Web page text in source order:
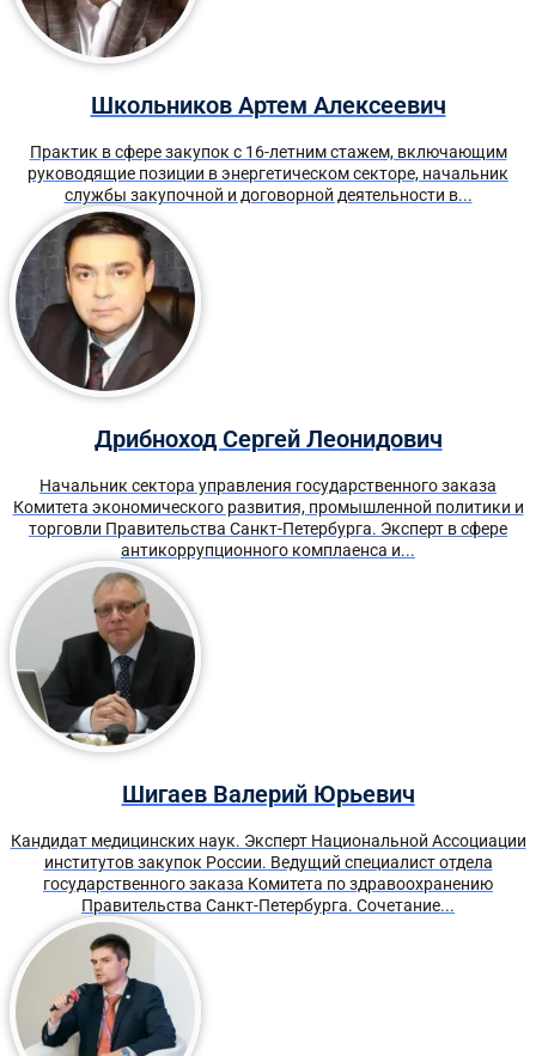
Школьников Артем Алексеевич
Практик в сфере закупок с 16-летним стажем, включающим
руководящие позиции в энергетическом секторе, начальник
службы закупочной и договорной деятельности в...
Дрибноход Сергей Леонидович
Начальник сектора управления государственного заказа
Комитета экономического развития, промышленной политики и
торговли Правительства Санкт-Петербурга. Эксперт в сфере
антикоррупционного комплаенса и...
Шигаев Валерий Юрьевич
Кандидат медицинских наук. Эксперт Национальной Ассоциации
институтов закупок России. Ведущий специалист отдела
государственного заказа Комитета по здравоохранению
Правительства Санкт-Петербурга. Сочетание...